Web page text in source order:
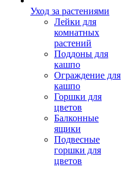
Уход за растениями
Лейки для
комнатных
растений
Поддоны для
кашпо
Ограждение для
кашпо
Горшки для
цветов
Балконные
ящики
Подвесные
горшки для
цветов